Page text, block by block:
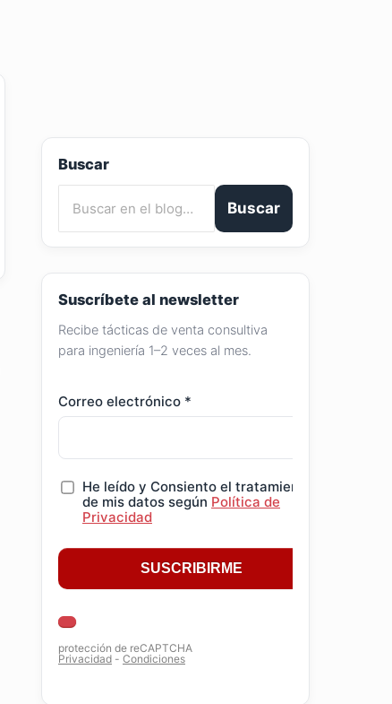
Buscar
Buscar
Suscríbete al newsletter
Recibe tácticas de venta consultiva
para ingeniería 1–2 veces al mes.